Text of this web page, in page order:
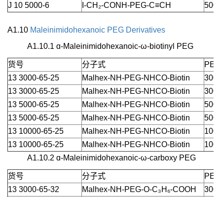
J 10 5000-6
I-CH₂-CONH-PEG-C≡CH
A1.10 Maleinimidohexanoic PEG Derivatives
A1.10.1 ɑ-Maleinimidohexanoic-ω-biotinyl PEG
货号 分子式
13 3000-65-25
Malhex-NH-PEG-NHCO-Biotin
13 3000-65-25
Malhex-NH-PEG-NHCO-Biotin
13 5000-65-25
Malhex-NH-PEG-NHCO-Biotin
13 5000-65-25
Malhex-NH-PEG-NHCO-Biotin
13 10000-65-25
Malhex-NH-PEG-NHCO-Biotin
13 10000-65-25
Malhex-NH-PEG-NHCO-Biotin
A1.10.2 ɑ-Maleinimidohexanoic-ω-carboxy PEG
货号 分子式
13 3000-65-32
Malhex-NH-PEG-O-C₃H₆-COOH